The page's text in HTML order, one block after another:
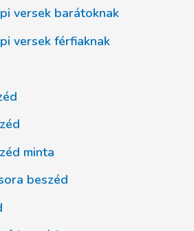
versek barátoknak
versek férfiaknak
minta
beszéd